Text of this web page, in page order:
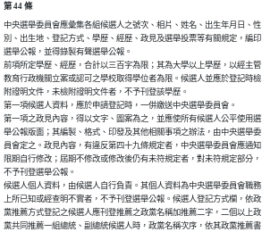
第 44 條
中央選舉委員會應彙集各組候選人之號次、相片、姓名、出生年月日、性
別、出生地、登記方式、學歷、經歷、政見及選舉投票等有關規定，編印
選舉公報，並得錄製有聲選舉公報。
前項所定學歷、經歷，合計以三百字為限；其為大學以上學歷，以經主管
教育行政機關立案或認可之學校取得學位者為限。候選人並應於登記時檢
附證明文件，未檢附證明文件者，不予刊登該學歷。
第一項候選人資料，應於申請登記時，一併繳送中央選舉委員會。
第一項之政見內容，得以文字、圖案為之，並應使所有候選人公平使用選
舉公報版面；其編製、格式、印發及其他相關事項之辦法，由中央選舉委
員會定之。政見內容，有違反第四十九條規定者，中央選舉委員會應通知
限期自行修改；屆期不修改或修改後仍有未符規定者，對未符規定部分，
不予刊登選舉公報。
候選人個人資料，由候選人自行負責。其個人資料為中央選舉委員會職務
上所已知或經查明不實者，不予刊登選舉公報。候選人登記方式欄，依政
黨推薦方式登記之候選人應刊登推薦之政黨名稱加推薦二字，二個以上政
黨共同推薦一組總統、副總統候選人時，政黨名稱次序，依其政黨推薦書